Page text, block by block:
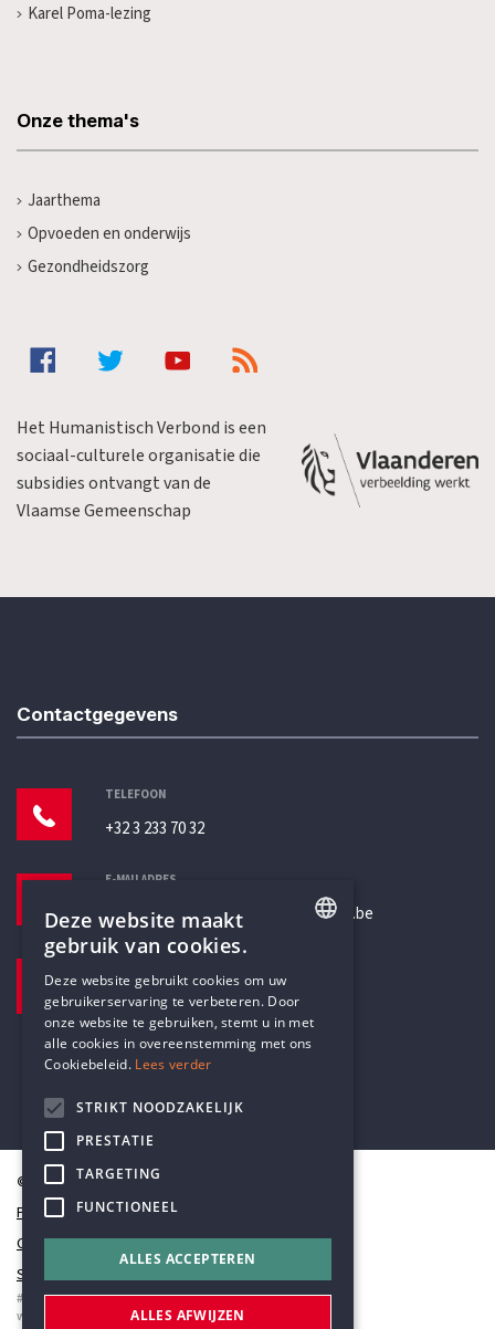
Karel Poma-lezing
Onze thema's
Jaarthema
Opvoeden en onderwijs
Gezondheidszorg
Het Humanistisch Verbond is een
sociaal-culturele organisatie die
subsidies ontvangt van de
Vlaamse Gemeenschap
Contactgegevens
TELEFOON
+32 3 233 70 32
E-MAILADRES
secretariaat@humanistischverbond.be
Pottenbrug 4
Antwerpen, 2000
© Humanistisch Verbond 2026
Privacy
Cookiestatement
Sitemap
#codedwithlove byCodelines
webapplicaties
mobiele apps&maatwerk websites
DUTCH
Deze website maakt
gebruik van cookies.
Deze website gebruikt cookies om uw
gebruikerservaring te verbeteren. Door
onze website te gebruiken, stemt u in met
alle cookies in overeenstemming met ons
Cookiebeleid. Lees verder
STRIKT NOODZAKELIJK
PRESTATIE
TARGETING
FUNCTIONEEL
ALLES ACCEPTEREN
ALLES AFWIJZEN